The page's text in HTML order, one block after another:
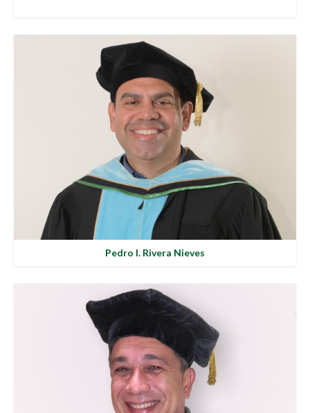
Pedro I. Rivera Nieves